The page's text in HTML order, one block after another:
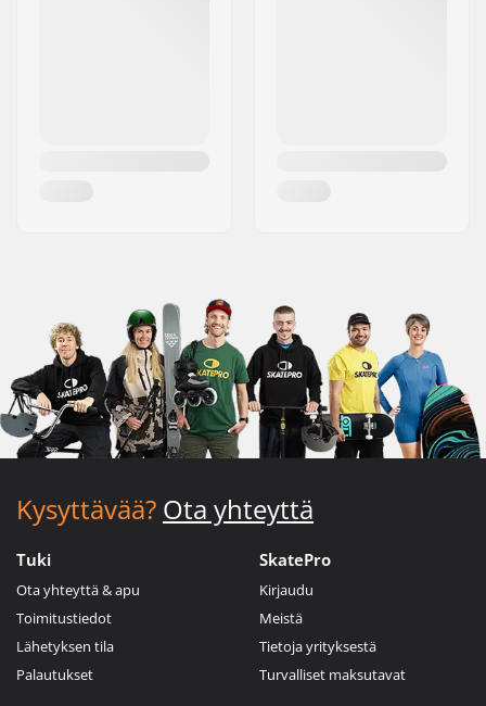
Kysyttävää? Ota yhteyttä
Tuki
Ota yhteyttä & apu
Toimitustiedot
Lähetyksen tila
Palautukset
SkatePro
Kirjaudu
Meistä
Tietoja yrityksestä
Turvalliset maksutavat